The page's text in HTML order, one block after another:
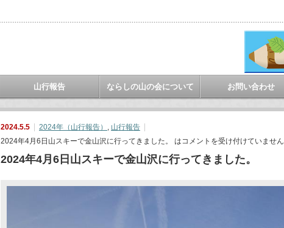
山行報告 ならしの山の会について お問い合わせ
2024.5.5 2024年（山行報告） , 山行報告
2024年4月6日山スキーで金山沢に行ってきました。 はコメントを受け付けていません
2024年4月6日山スキーで金山沢に行ってきました。